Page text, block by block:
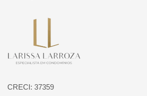
CRECI: 37359